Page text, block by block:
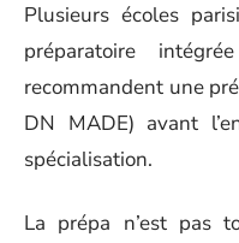
Plusieurs écoles
préparatoire
recommandent une
DN MADE) avant
spécialisation.
La prépa n’est pas